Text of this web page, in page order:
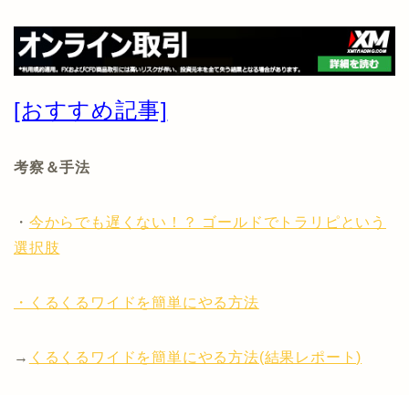
[おすすめ記事]
考察＆手法
・ 今からでも遅くない！？ ゴールドでトラリピという
選択肢
・くるくるワイドを簡単にやる方法
→ くるくるワイドを簡単にやる方法(結果レポート)